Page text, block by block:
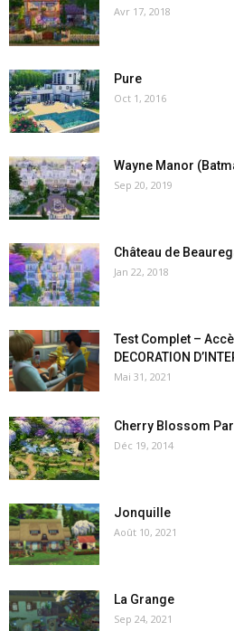
Avr 17, 2018
Pure
Oct 1, 2016
Wayne Manor
Sep 20, 2019
Château de
Jan 22, 2018
Test Complet –
DECORATION
Mai 31, 2021
Cherry Blossom
Déc 19, 2014
Jonquille
Août 10, 2021
La Grange
Sep 24, 2021